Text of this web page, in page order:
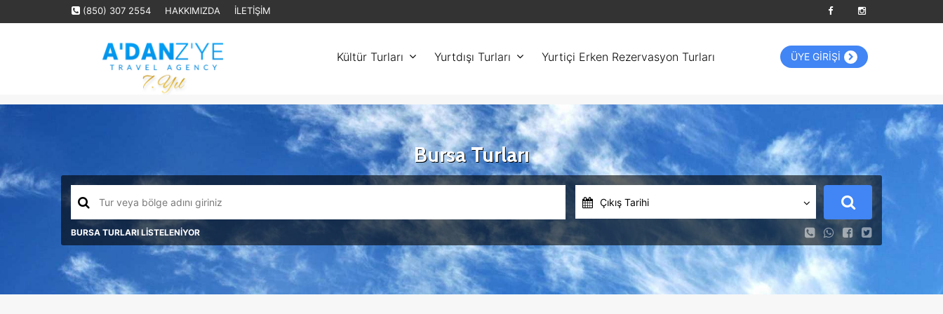
(850) 307 2554 HAKKIMIZDA İLETİŞİM
Kültür Turları Yurtdışı Turları Yurtiçi Erken Rezervasyon Turları ÜYE GİRİŞİ
Bursa Turları
Çıkış Tarihi
BURSA TURLARI LİSTELENİYOR